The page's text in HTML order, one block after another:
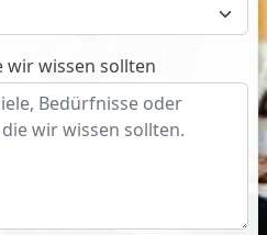
wissen sollten